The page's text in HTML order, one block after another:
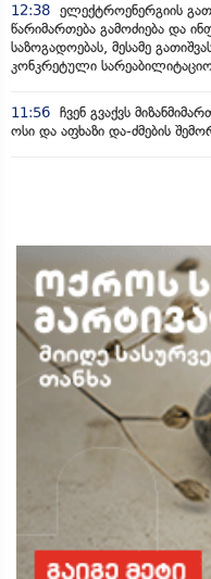
12:38 ელექტროენერგიის
წარიმართება გამოძიება და
საზოგადოებას, მესამე
კონკრეტული სარეაბილიტაციო
11:56 ჩვენ გვაქვს
ოსი და აფხაზი და-ძმების